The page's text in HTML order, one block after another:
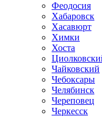
Феодосия
Хабаровск
Хасавюрт
Химки
Хоста
Чайковский
Чебоксары
Челябинск
Череповец
Черкесск